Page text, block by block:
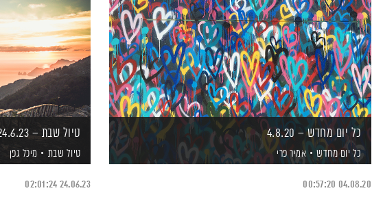
כל יום מחדש – 4.8.20
כל יום מחדש אמיר פרי
04.08.20
00:57:20
טיול שבת – 24.6.23
טיול שבת מיכל גפן
24.06.23
02:01:24